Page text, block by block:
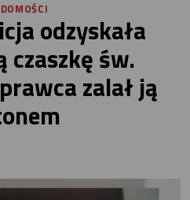
odzyskała
czaszkę św.
zalał ją